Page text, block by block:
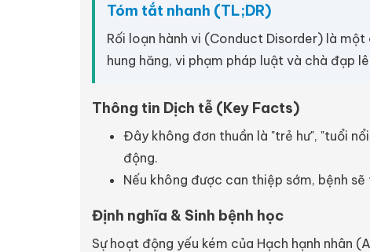
Tóm tắt nhanh (TL;DR)
Rối loạn hành vi (Conduct Disorder) là
hung hăng, vi phạm pháp luật và chà đạp
Thông tin Dịch tễ (Key Facts)
Đây không đơn thuần là "trẻ hư", "tuổi
động.
Nếu không được can thiệp sớm, bệnh
Định nghĩa & Sinh bệnh học
Sự hoạt động yếu kém của Hạch hạnh nhân